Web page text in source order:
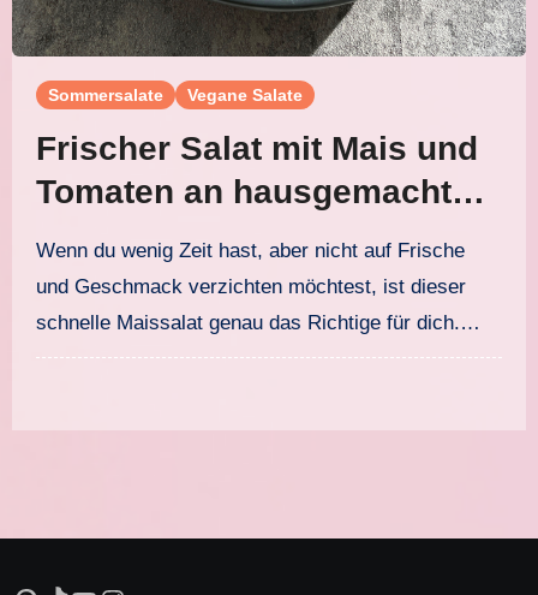
Sommersalate Vegane Salate
Frischer Salat mit Mais und
Tomaten an hausgemachtem
Agave-Senf-Dressing
Wenn du wenig Zeit hast, aber nicht auf Frische
und Geschmack verzichten möchtest, ist dieser
schnelle Maissalat genau das Richtige für dich.…